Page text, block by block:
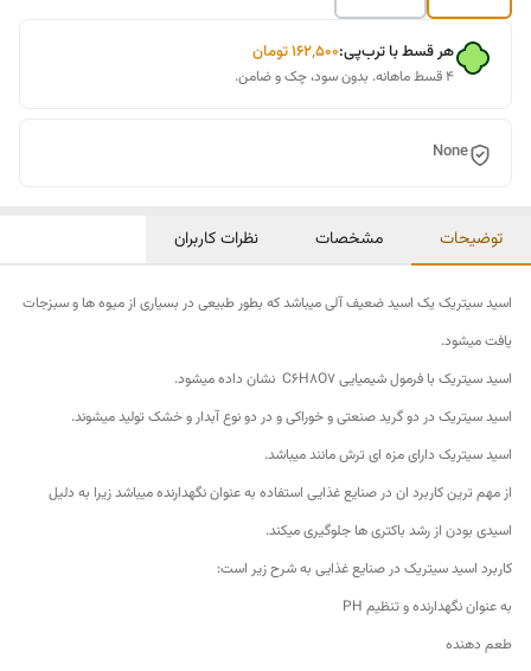
هر قسط با ترب‌پی:۱۶۲٬۵۰۰تومان
۴ قسط ماهانه. بدون سود، چک و ضامن.
None
توضیحات مشخصات نظرات کاربران
اسید سیتریک یک اسید ضعیف آلی میباشد که بطور طبیعی در بسیاری از میوه ها و سبزجات
یافت میشود.
اسید سیتریک با فرمول شیمیایی C6H8O7 نشان داده میشود.
اسید سیتریک در دو گرید صنعتی و خوراکی و در دو نوع آبدار و خشک تولید میشوند.
اسید سیتریک دارای مزه ای ترش مانند میباشد.
از مهم ترین کاربرد ان در صنایع غذایی استفاده به عنوان نگهدارنده میباشد زیرا به دلیل
اسیدی بودن از رشد باکتری ها جلوگیری میکند.
کاربرد اسید سیتریک در صنایع غذایی به شرح زیر است:
به عنوان نگهدارنده و تنظیم PH
طعم دهنده